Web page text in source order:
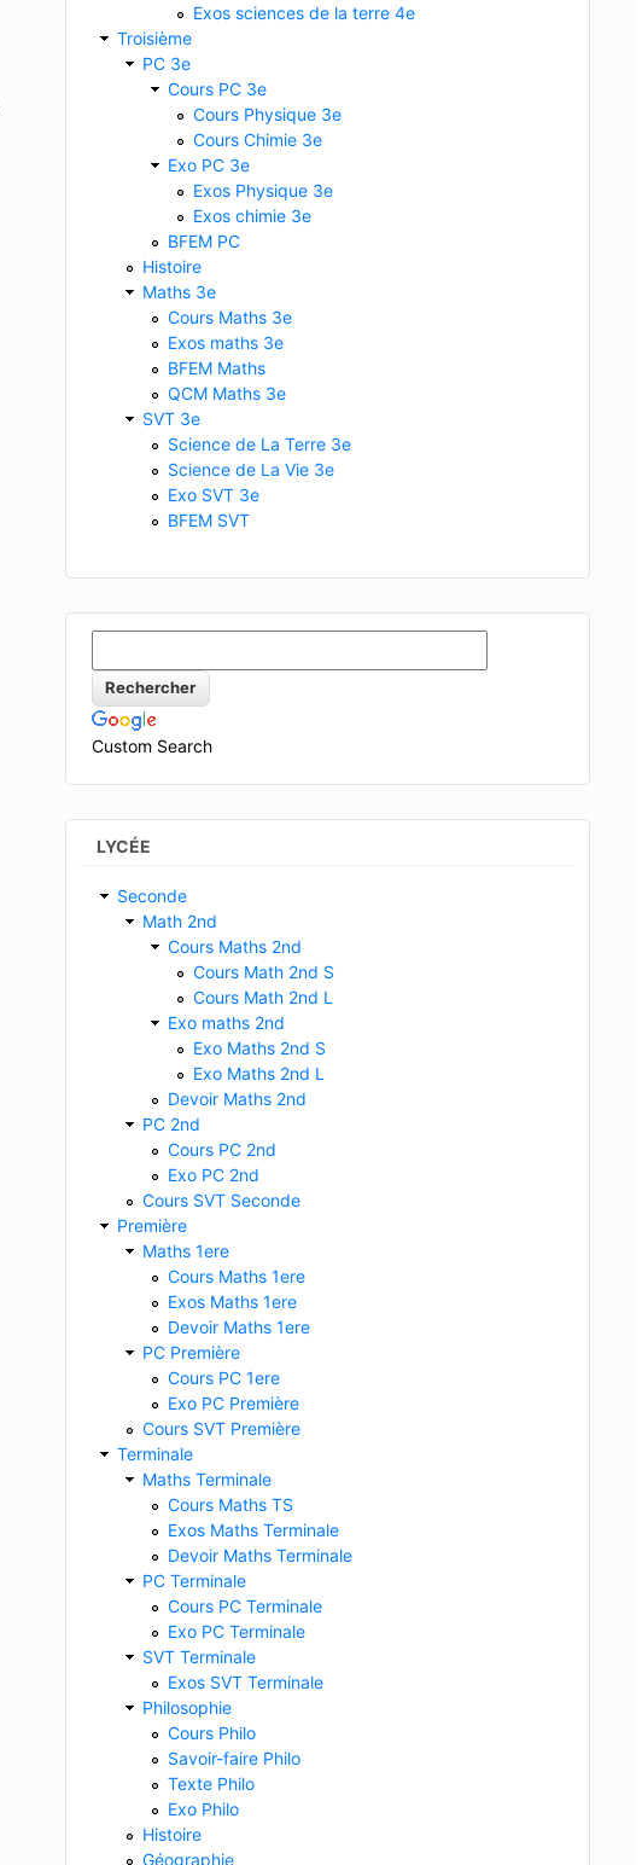
Exos sciences de la terre 4e
Troisième
PC 3e
Cours PC 3e
Cours Physique 3e
Cours Chimie 3e
Exo PC 3e
Exos Physique 3e
Exos chimie 3e
BFEM PC
Histoire
Maths 3e
Cours Maths 3e
Exos maths 3e
BFEM Maths
QCM Maths 3e
SVT 3e
Science de La Terre 3e
Science de La Vie 3e
Exo SVT 3e
BFEM SVT
Custom Search
LYCÉE
Seconde
Math 2nd
Cours Maths 2nd
Cours Math 2nd S
Cours Math 2nd L
Exo maths 2nd
Exo Maths 2nd S
Exo Maths 2nd L
Devoir Maths 2nd
PC 2nd
Cours PC 2nd
Exo PC 2nd
Cours SVT Seconde
Première
Maths 1ere
Cours Maths 1ere
Exos Maths 1ere
Devoir Maths 1ere
PC Première
Cours PC 1ere
Exo PC Première
Cours SVT Première
Terminale
Maths Terminale
Cours Maths TS
Exos Maths Terminale
Devoir Maths Terminale
PC Terminale
Cours PC Terminale
Exo PC Terminale
SVT Terminale
Exos SVT Terminale
Philosophie
Cours Philo
Savoir-faire Philo
Texte Philo
Exo Philo
Histoire
Géographie